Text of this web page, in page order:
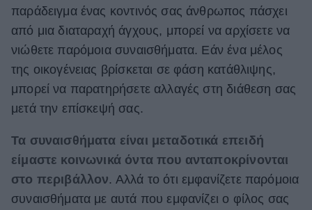
παράδειγμα ένας κοντινός σας άνθρωπος πάσχει
από μια διαταραχή άγχους, μπορεί να αρχίσετε να
νιώθετε παρόμοια συναισθήματα. Εάν ένα μέλος
της οικογένειας βρίσκεται σε φάση κατάθλιψης,
μπορεί να παρατηρήσετε αλλαγές στη διάθεση σας
μετά την επίσκεψή σας.
Τα συναισθήματα είναι μεταδοτικά επειδή
είμαστε κοινωνικά όντα που ανταποκρίνονται
στο περιβάλλον. Αλλά το ότι εμφανίζετε παρόμοια
συναισθήματα με αυτά που εμφανίζει ο φίλος σας